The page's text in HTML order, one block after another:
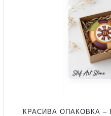
КРАСИВА ОПАКОВКА –